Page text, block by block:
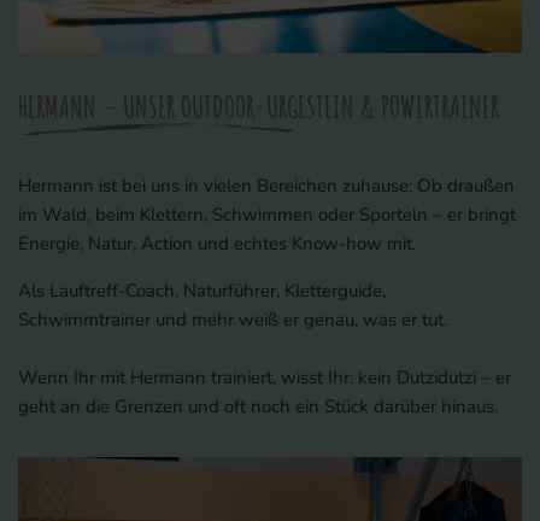
HERMANN – UNSER OUTDOOR-URGESTEIN & POWERTRAINER
Hermann ist bei uns in vielen Bereichen zuhause: Ob draußen
im Wald, beim Klettern, Schwimmen oder Sporteln – er bringt
Energie, Natur, Action und echtes Know-how mit.
Als Lauftreff-Coach, Naturführer, Kletterguide,
Schwimmtrainer und mehr weiß er genau, was er tut.
Wenn Ihr mit Hermann trainiert, wisst Ihr: kein Dutzidutzi – er
geht an die Grenzen und oft noch ein Stück darüber hinaus.